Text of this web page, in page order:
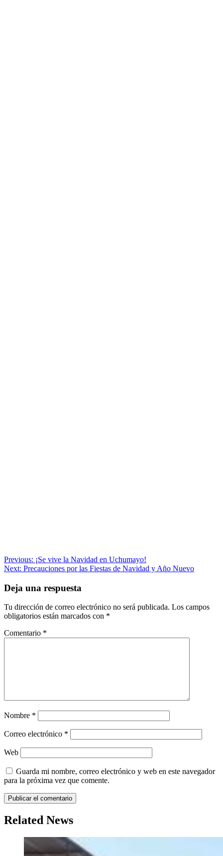
Navegación
de
entradas
Previous: ¡Se vive la Navidad en Uchumayo!
Next: Precauciones por las Fiestas de Navidad y Año Nuevo
Deja una respuesta
Tu dirección de correo electrónico no será publicada. Los campos
obligatorios están marcados con *
Comentario *
Nombre *
Correo electrónico *
Web
Guarda mi nombre, correo electrónico y web en este navegador
para la próxima vez que comente.
Related News